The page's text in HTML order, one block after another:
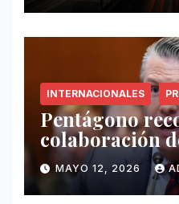
INTERNACIONALES
Pentágono
colaboración
exige mayor
antidrogas
MAYO 12, 2026